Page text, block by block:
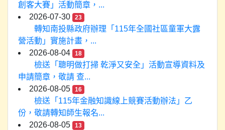
創客大賽」活動簡章，...
2026-07-30
23
轉知南投縣政府辦理「115年全國社區童軍大露
營活動」實施計畫，...
2026-08-04
18
檢送「聰明做打掃 乾淨又安全」活動宣導資料及
申請簡章，敬請 查...
2026-08-05
16
檢送「115年金融知識線上競賽活動辦法」乙
份，敬請轉知師生報名...
2026-08-05
13